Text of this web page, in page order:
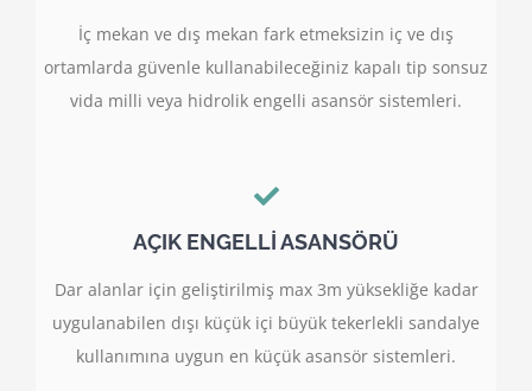
İç mekan ve dış mekan fark etmeksizin iç ve dış
ortamlarda güvenle kullanabileceğiniz kapalı tip sonsuz
vida milli veya hidrolik engelli asansör sistemleri.
AÇIK ENGELLİ ASANSÖRÜ
Dar alanlar için geliştirilmiş max 3m yüksekliğe kadar
uygulanabilen dışı küçük içi büyük tekerlekli sandalye
kullanımına uygun en küçük asansör sistemleri.